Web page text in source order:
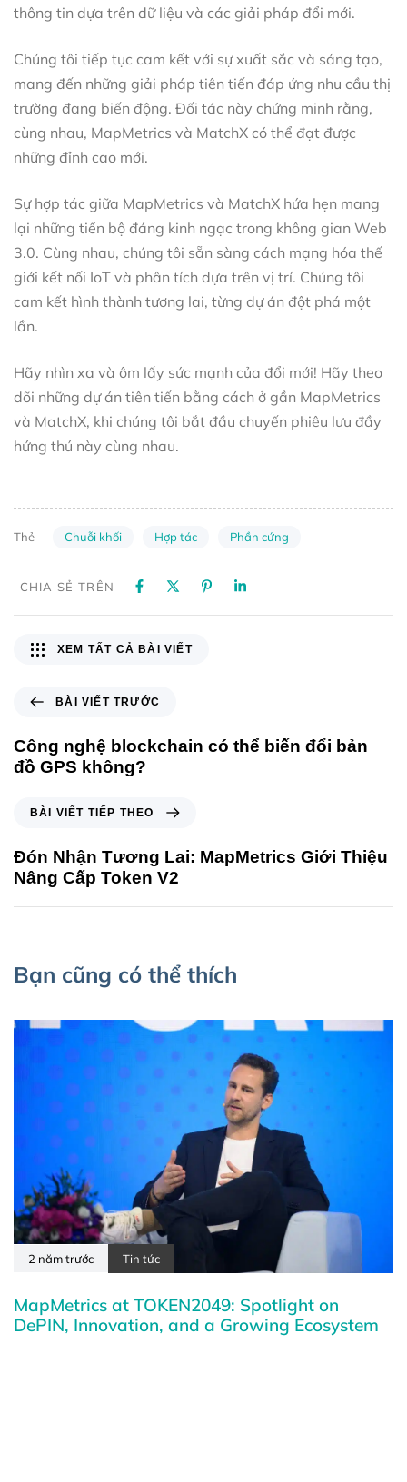
thông tin dựa trên dữ liệu và các giải pháp đổi mới.
Chúng tôi tiếp tục cam kết với sự xuất sắc và sáng tạo,
mang đến những giải pháp tiên tiến đáp ứng nhu cầu thị
trường đang biến động. Đối tác này chứng minh rằng,
cùng nhau, MapMetrics và MatchX có thể đạt được
những đỉnh cao mới.
Sự hợp tác giữa MapMetrics và MatchX hứa hẹn mang
lại những tiến bộ đáng kinh ngạc trong không gian Web
3.0. Cùng nhau, chúng tôi sẵn sàng cách mạng hóa thế
giới kết nối IoT và phân tích dựa trên vị trí. Chúng tôi
cam kết hình thành tương lai, từng dự án đột phá một
lần.
Hãy nhìn xa và ôm lấy sức mạnh của đổi mới! Hãy theo
dõi những dự án tiên tiến bằng cách ở gần MapMetrics
và MatchX, khi chúng tôi bắt đầu chuyến phiêu lưu đầy
hứng thú này cùng nhau.
Thẻ Chuỗi khối Hợp tác Phần cứng
CHIA SẺ TRÊN
BÀI VIẾT TRƯỚC
Công nghệ blockchain có thể biến đổi bản
đồ GPS không?
XEM TẤT CẢ BÀI VIẾT
BÀI VIẾT TIẾP THEO
Đón Nhận Tương Lai: MapMetrics Giới Thiệu
Nâng Cấp Token V2
Bạn cũng có thể thích
2 năm trước Tin tức
MapMetrics at TOKEN2049: Spotlight on
DePIN, Innovation, and a Growing Ecosystem